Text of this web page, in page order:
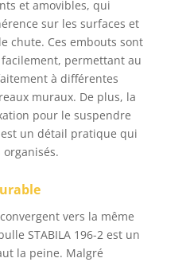
protégeant des chocs.
Butées antidérapantes
pour un maintien
ferme lors du traçage.
Embouts amovibles
pour une mise en
place précise jusque
dans les coins
et amovibles, qui
sur les surfaces et
chute. Ces embouts sont
permettant au
à différentes
muraux. De plus, la
pour le suspendre
est un détail pratique qui
vers la même
STABILA 196-2 est un
la peine. Malgré